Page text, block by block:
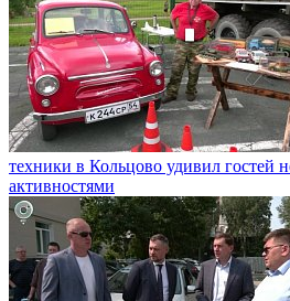
техники в Кольцово удивил гостей
активностями